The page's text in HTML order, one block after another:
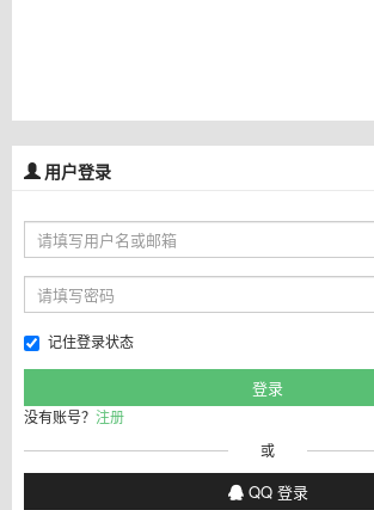
用户登录
记住登录状态
没有账号？ 注册
或
QQ 登录